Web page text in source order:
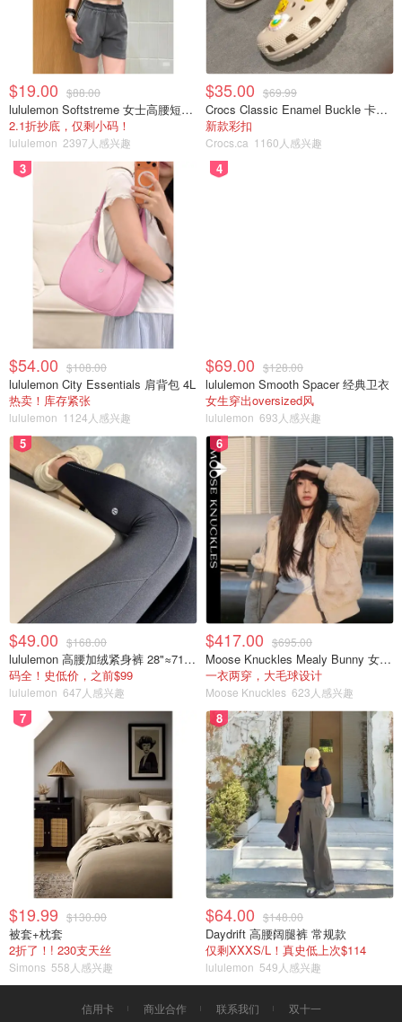
$19.00 $88.00
lululemon Softstreme 女士高腰短裤 10cm
2.1折抄底，仅剩小码！
lululemon 2397人感兴趣
$35.00 $69.99
Crocs Classic Enamel Buckle 卡骆驰布扣便鞋
新款彩扣
Crocs.ca 1160人感兴趣
3
$54.00 $108.00
lululemon City Essentials 肩背包 4L
热卖！库存紧张
lululemon 1124人感兴趣
4
$69.00 $128.00
lululemon Smooth Spacer 经典卫衣
女生穿出oversized风
lululemon 693人感兴趣
5
$49.00 $168.00
lululemon 高腰加绒紧身裤 28"≈71cm 5个口袋
码全！史低价，之前$99
lululemon 647人感兴趣
6
$417.00 $695.00
Moose Knuckles Mealy Bunny 女士双面穿连帽外套
一衣两穿，大毛球设计
Moose Knuckles 623人感兴趣
7
$19.99 $130.00
被套+枕套
2折了！! 230支天丝
Simons 558人感兴趣
8
$64.00 $148.00
Daydrift 高腰阔腿裤 常规款
仅剩XXXS/L！真史低上次$114
lululemon 549人感兴趣
信用卡 商业合作 联系我们 双十一